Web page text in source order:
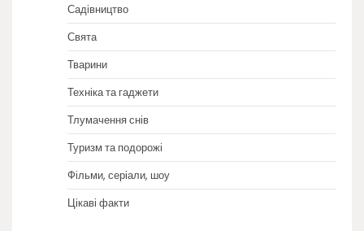
Садівництво
Свята
Тварини
Техніка та гаджети
Тлумачення снів
Туризм та подорожі
Фільми, серіали, шоу
Цікаві факти